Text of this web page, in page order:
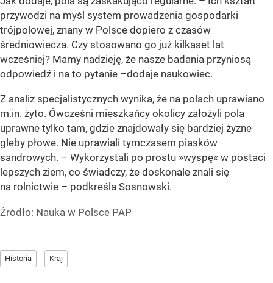
przywodzi na myśl system prowadzenia gospodarki
trójpolowej, znany w Polsce dopiero z czasów
średniowiecza. Czy stosowano go już kilkaset lat
wcześniej? Mamy nadzieję, że nasze badania przyniosą
odpowiedź i na to pytanie –dodaje naukowiec.
Z analiz specjalistycznych wynika, że na polach uprawiano
m.in. żyto. Ówcześni mieszkańcy okolicy założyli pola
uprawne tylko tam, gdzie znajdowały się bardziej żyzne
gleby płowe. Nie uprawiali tymczasem piasków
sandrowych. – Wykorzystali po prostu »wyspę« w postaci
lepszych ziem, co świadczy, że doskonale znali się
na rolnictwie – podkreśla Sosnowski.
Źródło: Nauka w Polsce PAP
Historia Kraj